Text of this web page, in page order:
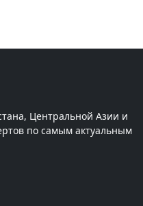
Центральной Азии и
по самым актуальным